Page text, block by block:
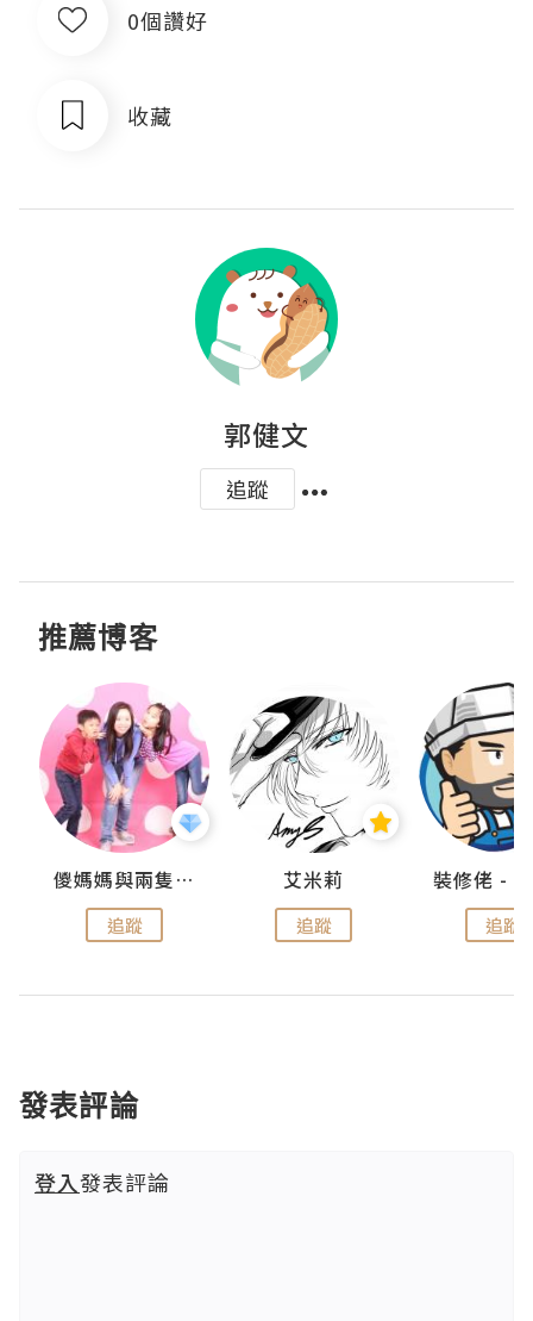
0個讚好
收藏
郭健文
追蹤
推薦博客
儍媽媽與兩隻小魔怪之家
追蹤
艾米莉
追蹤 追蹤
發表評論
登入發表評論